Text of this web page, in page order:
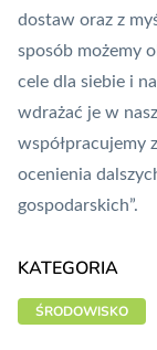
dostaw oraz z
sposób możemy
cele dla siebie i
wdrażać je w
współpracujemy
ocenienia
gospodarskich”.
KATEGORIA
ŚRODOWISKO